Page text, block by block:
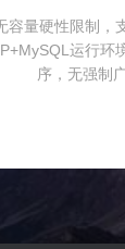
容量硬性限制，
运行环
序，无强制